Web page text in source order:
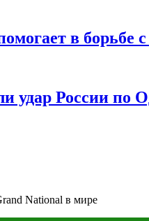
в борьбе
удар России по
National в мире